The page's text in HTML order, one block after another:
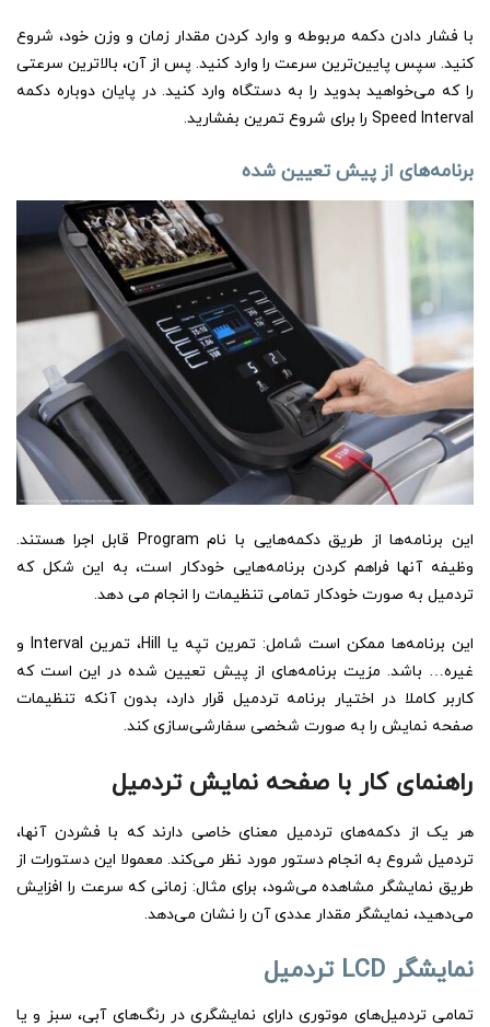
با فشار دادن دکمه مربوطه و وارد کردن مقدار زمان و وزن خود، شروع
کنید. سپس پایین‌ترین سرعت را وارد کنید. پس از آن، بالاترین سرعتی
را که می‌خواهید بدوید را به دستگاه وارد کنید. در پایان دوباره دکمه
Speed Interval را برای شروع تمرین بفشارید.
برنامه‌های از پیش تعیین شده
این برنامه‌ها از طریق دکمه‌هایی با نام Program قابل اجرا هستند.
وظیفه آنها فراهم کردن برنامه‌هایی خودکار است، به این شکل که
تردمیل به صورت خودکار تمامی تنظیمات را انجام می دهد.
این برنامه‌ها ممکن است شامل: تمرین تپه یا Hill، تمرین Interval و
غیره… باشد. مزیت برنامه‌های از پیش تعیین شده در این است که
کاربر کاملا در اختیار برنامه تردمیل قرار دارد، بدون آنکه تنظیمات
صفحه نمایش را به صورت شخصی سفارشی‌سازی کند.
راهنمای کار با صفحه نمایش تردمیل
هر یک از دکمه‌های تردمیل معنای خاصی دارند که با فشردن آنها،
تردمیل شروع به انجام دستور مورد نظر می‌کند. معمولا این دستورات از
طریق نمایشگر مشاهده می‌شود، برای مثال: زمانی که سرعت را افزایش
می‌دهید، نمایشگر مقدار عددی آن را نشان می‌دهد.
نمایشگر LCD تردمیل
تمامی تردمیل‌های موتوری دارای نمایشگری در رنگ‌های آبی، سبز و یا